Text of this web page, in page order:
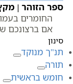
ספר הזוהר |
החומרים
אם ברצונכם
סינון
תנ"ך מנוקד
תורה
חומש בראשית